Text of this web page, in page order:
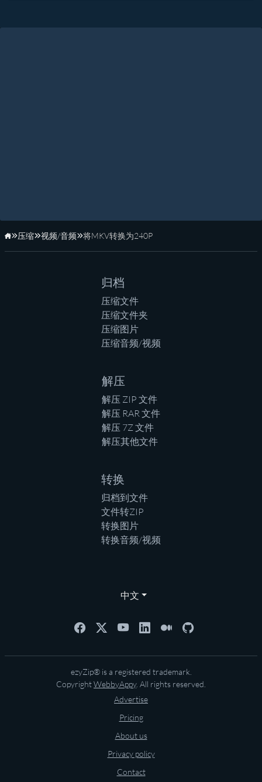
主页
压缩 视频/音频 将MKV转换为240P
归档
压缩文件
压缩文件夹
压缩图片
压缩音频/视频
解压
解压 ZIP 文件
解压 RAR 文件
解压 7Z 文件
解压其他文件
转换
归档到文件
文件转ZIP
转换图片
转换音频/视频
中文
ezyZip® is a registered trademark.
CopyrightWebbyAppy. All rights reserved.
Advertise
Pricing
About us
Privacy policy
Contact